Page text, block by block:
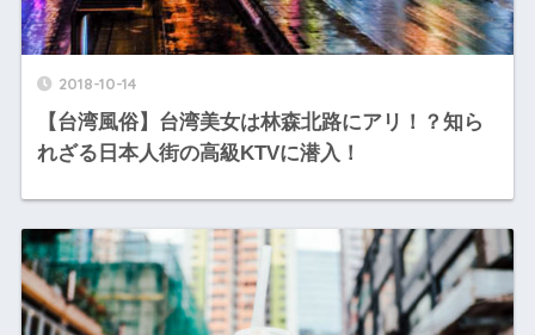
2018-10-14
【台湾風俗】台湾美女は林森北路にアリ！？知ら
れざる日本人街の高級KTVに潜入！